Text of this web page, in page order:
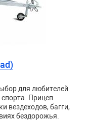
для любителей
Прицеп
вездеходов, багги,
бездорожья.